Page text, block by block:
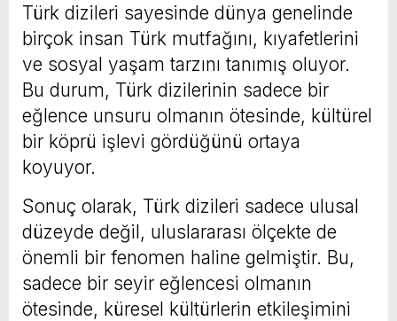
Türk dizileri sayesinde dünya genelinde
birçok insan Türk mutfağını, kıyafetlerini
ve sosyal yaşam tarzını tanımış oluyor.
Bu durum, Türk dizilerinin sadece bir
eğlence unsuru olmanın ötesinde, kültürel
bir köprü işlevi gördüğünü ortaya
koyuyor.
Sonuç olarak, Türk dizileri sadece ulusal
düzeyde değil, uluslararası ölçekte de
önemli bir fenomen haline gelmiştir. Bu,
sadece bir seyir eğlencesi olmanın
ötesinde, küresel kültürlerin etkileşimini